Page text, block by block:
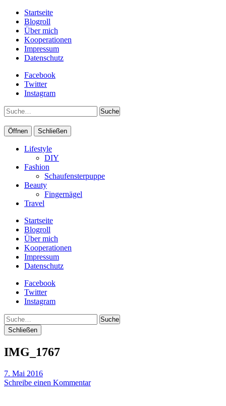
Startseite
Blogroll
Über mich
Kooperationen
Impressum
Datenschutz
Facebook
Twitter
Instagram
Suche
Öffnen Schließen
Lifestyle
DIY
Fashion
Schaufensterpuppe
Beauty
Fingernägel
Travel
Startseite
Blogroll
Über mich
Kooperationen
Impressum
Datenschutz
Facebook
Twitter
Instagram
Suche
Schließen
IMG_1767
7. Mai 2016
Schreibe einen Kommentar